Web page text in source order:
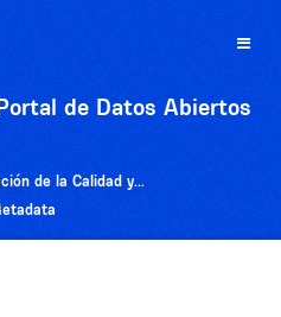
Toggle
de Datos Abiertos
de la Calidad y...